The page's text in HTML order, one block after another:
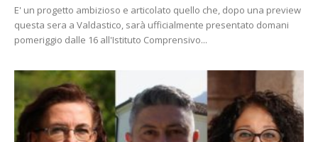
E' un progetto ambizioso e articolato quello che, dopo una preview
questa sera a Valdastico, sarà ufficialmente presentato domani
pomeriggio dalle 16 all'Istituto Comprensivo...